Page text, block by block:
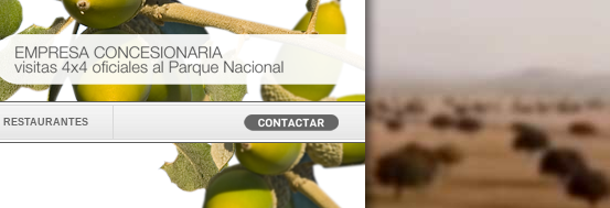
restaurantes